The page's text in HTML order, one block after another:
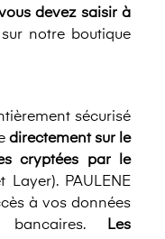
devez saisir à
notre boutique
sécurisé
directement sur le
cryptées par le
Layer). PAULENE
à vos données
Les